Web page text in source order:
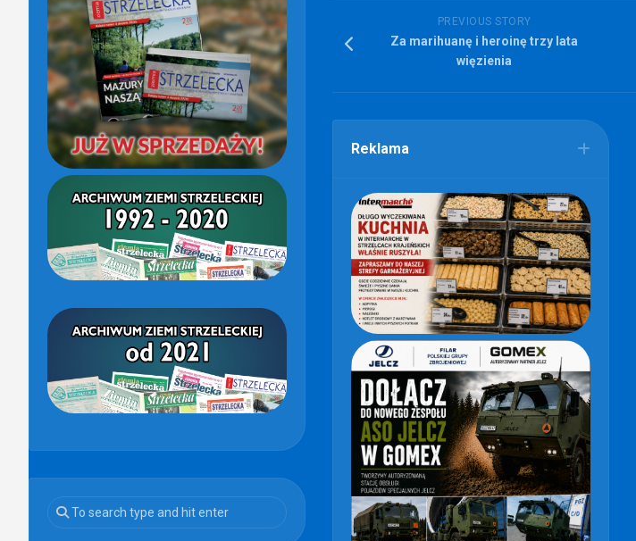
PREVIOUS STORY
Za marihuanę i heroinę trzy lata
więzienia
Reklama